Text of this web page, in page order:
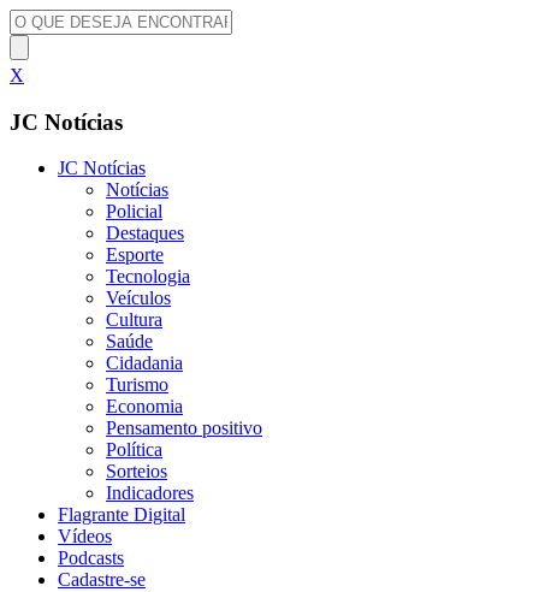
X
JC Notícias
JC Notícias
Notícias
Policial
Destaques
Esporte
Tecnologia
Veículos
Cultura
Saúde
Cidadania
Turismo
Economia
Pensamento positivo
Política
Sorteios
Indicadores
Flagrante Digital
Vídeos
Podcasts
Cadastre-se